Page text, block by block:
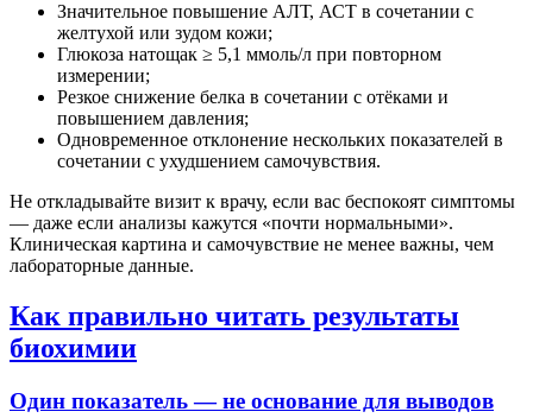
Значительное повышение АЛТ, АСТ в сочетании с
желтухой или зудом кожи;
Глюкоза натощак ≥ 5,1 ммоль/л при повторном
измерении;
Резкое снижение белка в сочетании с отёками и
повышением давления;
Одновременное отклонение нескольких показателей в
сочетании с ухудшением самочувствия.
Не откладывайте визит к врачу, если вас беспокоят симптомы
— даже если анализы кажутся «почти нормальными».
Клиническая картина и самочувствие не менее важны, чем
лабораторные данные.
Как правильно читать результаты
биохимии
Один показатель — не основание для выводов